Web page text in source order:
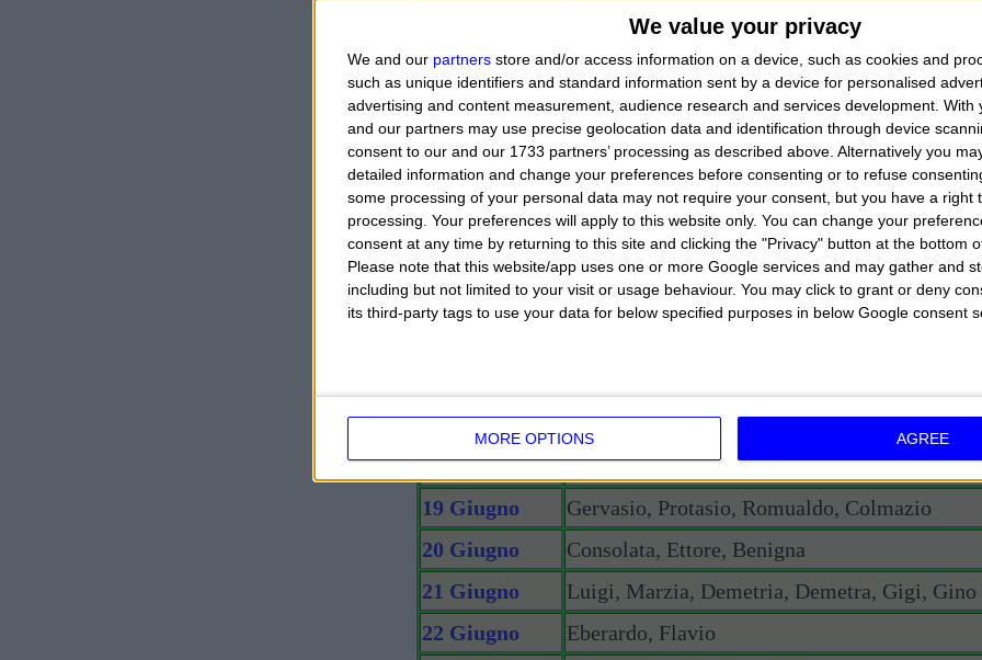
We value your privacy
We and our partners store and/or access information on a device, such as cookies and
such as unique identifiers and standard information sent by a device for personalised
advertising and content measurement, audience research and services development. With
and our partners may use precise geolocation data and identification through device
consent to our and our 1733 partners’ processing as described above. Alternatively you
detailed information and change your preferences before consenting or to refuse
some processing of your personal data may not require your consent, but you have a right
processing. Your preferences will apply to this website only. You can change your
consent at any time by returning to this site and clicking the "Privacy" button at the bottom
Please note that this website/app uses one or more Google services and may gather and
including but not limited to your visit or usage behaviour. You may click to grant or deny
its third-party tags to use your data for below specified purposes in below Google consent
MORE OPTIONS AGREE
07 Giugno
Landolfo
08 Giugno
Dolcelino
09 Giugno
Efrem, Primo
10 Giugno
Diana, Ghita, Onofrio
11 Giugno
Barnaba, Fermo
12 Giugno
Guido
13 Giugno
Antonio, Antonella, Anthony
14 Giugno
Rosmunda, Valerio
17 Giugno
Adolfo, Geremia, Manuele
18 Giugno
Calogero, Marina, Medardo, Osanna
19 Giugno
Gervasio, Protasio, Romualdo, Colmazio
20 Giugno
Consolata, Ettore, Benigna
21 Giugno
Luigi, Marzia, Demetria, Demetra, Gigi, Gino
22 Giugno
Eberardo, Flavio